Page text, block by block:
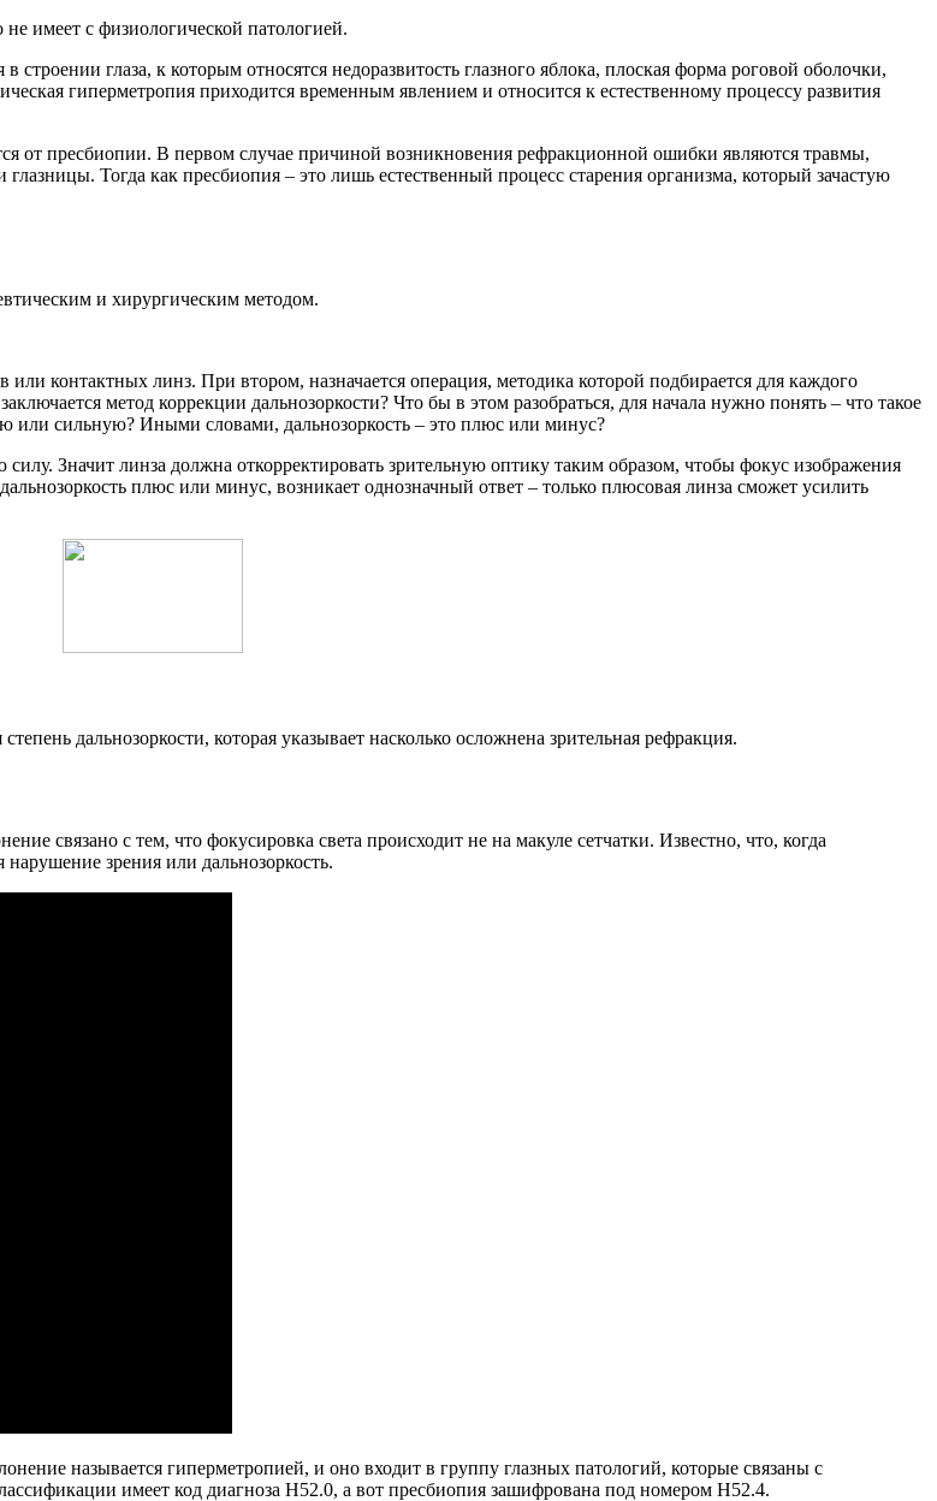
имеет с физиологической патологией.
глаза, к которым относятся недоразвитость глазного яблока, плоская форма роговой оболочки,
гиперметропия приходится временным явлением и относится к естественному процессу развития
от пресбиопии. В первом случае причиной возникновения рефракционной ошибки являются травмы,
Тогда как пресбиопия – это лишь естественный процесс старения организма, который зачастую
и хирургическим методом.
контактных линз. При втором, назначается операция, методика которой подбирается для каждого
метод коррекции дальнозоркости? Что бы в этом разобраться, для начала нужно понять – что такое
или сильную? Иными словами, дальнозоркость – это плюс или минус?
Значит линза должна откорректировать зрительную оптику таким образом, чтобы фокус изображения
плюс или минус, возникает однозначный ответ – только плюсовая линза сможет усилить
дальнозоркости, которая указывает насколько осложнена зрительная рефракция.
связано с тем, что фокусировка света происходит не на макуле сетчатки. Известно, что, когда
нарушение зрения или дальнозоркость.
называется гиперметропией, и оно входит в группу глазных патологий, которые связаны с
имеет код диагноза Н52.0, а вот пресбиопия зашифрована под номером Н52.4.